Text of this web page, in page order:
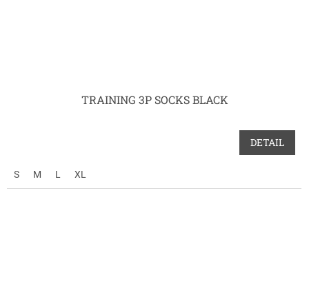
TRAINING 3P SOCKS BLACK
DETAIL
S M L XL